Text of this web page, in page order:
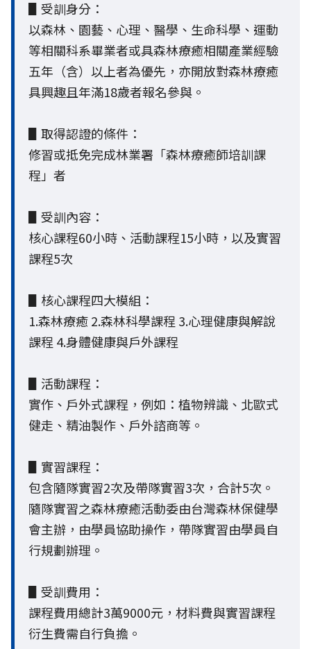
▋受訓身分：
以森林、園藝、心理、醫學、生命科學、運動
等相關科系畢業者或具森林療癒相關產業經驗
五年（含）以上者為優先，亦開放對森林療癒
具興趣且年滿18歲者報名參與。
▋取得認證的條件：
修習或抵免完成林業署「森林療癒師培訓課
程」者
▋受訓內容：
核心課程60小時、活動課程15小時，以及實習
課程5次
▋核心課程四大模組：
1.森林療癒 2.森林科學課程 3.心理健康與解說
課程 4.身體健康與戶外課程
▋活動課程：
實作、戶外式課程，例如：植物辨識、北歐式
健走、精油製作、戶外諮商等。
▋實習課程：
包含隨隊實習2次及帶隊實習3次，合計5次。
隨隊實習之森林療癒活動委由台灣森林保健學
會主辦，由學員協助操作，帶隊實習由學員自
行規劃辦理。
▋受訓費用：
課程費用總計3萬9000元，材料費與實習課程
衍生費需自行負擔。